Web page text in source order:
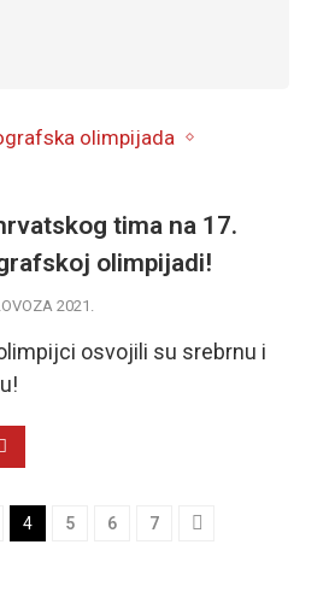
olimpijada
tima na 17.
olimpijadi!
2021.
osvojili su srebrnu i
4 5 6 7